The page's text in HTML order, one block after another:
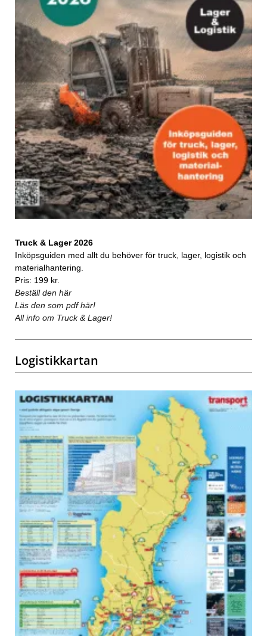
Truck & Lager 2026
Inköpsguiden med allt du behöver för truck, lager, logistik och
materialhantering.
Pris: 199 kr.
Beställ den här
Läs den som pdf här!
All info om Truck & Lager!
Logistikkartan